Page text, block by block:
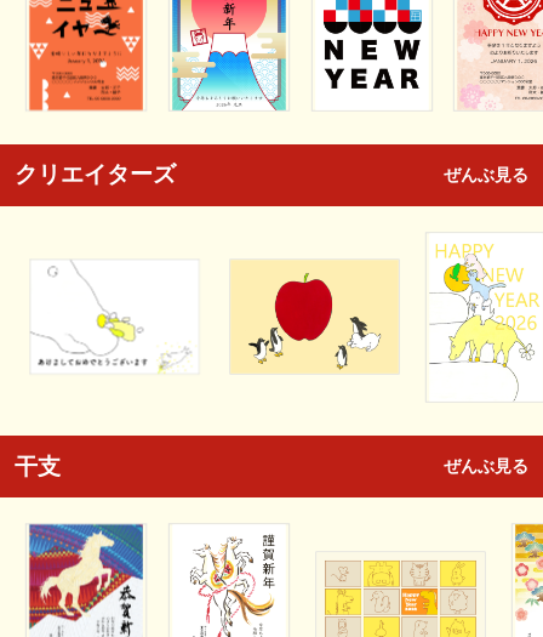
クリエイターズ ぜんぶ見る
干支 ぜんぶ見る